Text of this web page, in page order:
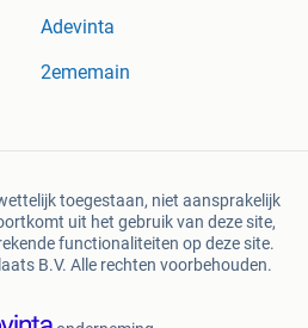
Adevinta
2ememain
toegestaan, niet aansprakelijk
uit het gebruik van deze site,
functionaliteiten op deze site.
B.V. Alle rechten voorbehouden.